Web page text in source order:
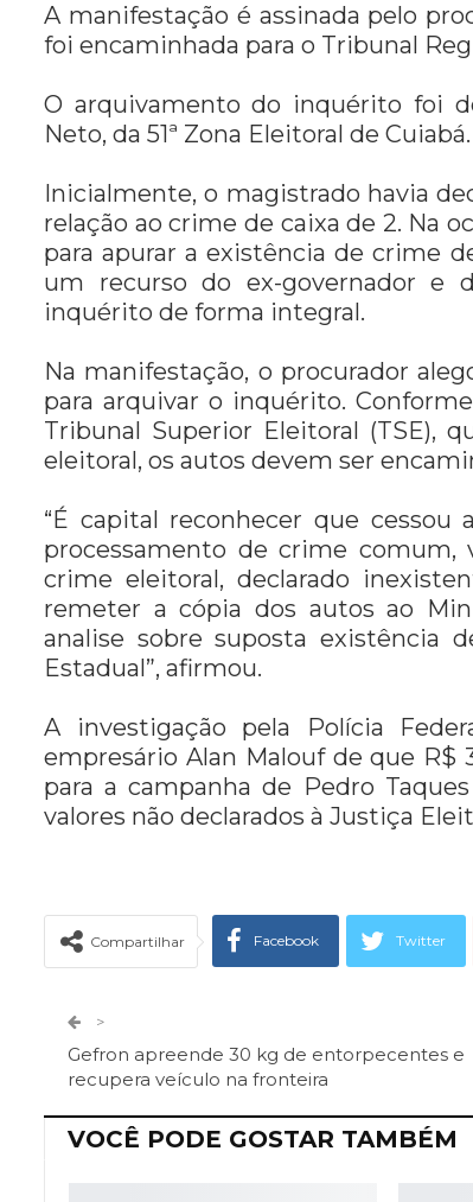
A manifestação é assinada pelo
foi encaminhada para o Tribunal
O arquivamento do inquérito foi
Neto, da 51ª Zona Eleitoral de Cuiabá.
Inicialmente, o magistrado havia
relação ao crime de caixa de 2. Na
para apurar a existência de crime
um recurso do ex-governador e
inquérito de forma integral.
Na manifestação, o procurador
para arquivar o inquérito.
Tribunal Superior Eleitoral (TSE),
eleitoral, os autos devem ser
“É capital reconhecer que
processamento de crime
crime eleitoral, declarado
remeter a cópia dos autos ao
analise sobre suposta existência
Estadual”, afirmou.
A investigação pela Polícia
empresário Alan Malouf de que R$
para a campanha de Pedro
valores não declarados à Justiça
Compartilhar Facebook Twitter
>
Gefron apreende 30 kg de entorpecentes e
recupera veículo na fronteira
VOCÊ PODE GOSTAR TAMBÉM